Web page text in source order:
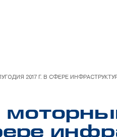
2017 Г. В СФЕРЕ